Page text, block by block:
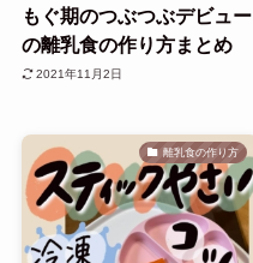
もぐ期のつぶつぶデビュー
の離乳食の作り方まとめ
2021年11月2日
離乳食の作り方